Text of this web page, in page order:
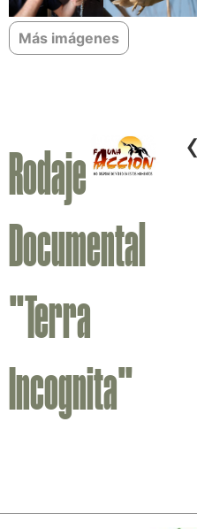
Más imágenes
Rodaje
Documental
"Terra
Incognita"
‹